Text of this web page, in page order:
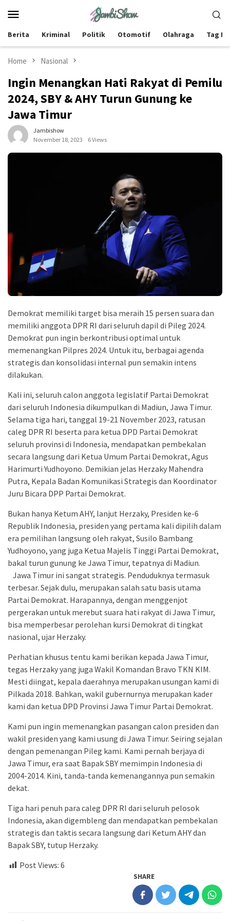
Berita Kriminal Politik Otomotif Olahraga Tag
Home Nasional
Ingin Menangkan Hati Rakyat di Pemilu
2024, SBY & AHY Turun Gunung ke
Jawa Timur
Jambishow
November 18, 2023
6 Views
Demokrat memiliki target bisa meraih 15 persen suara dan
memiliki anggota DPR RI dari seluruh dapil di Pileg 2024.
Demokrat pun ingin berkontribusi optimal untuk
memenangkan Pilpres 2024. Untuk itu, berbagai agenda
strategis dan konsolidasi internal pun semakin intens
dilakukan.
Kali ini, seluruh calon anggota legislatif Partai Demokrat
dari seluruh Indonesia dikumpulkan di Madiun, Jawa Timur.
Selama tiga hari, tanggal 19-21 November 2023, ratusan
caleg DPR RI beserta para ketua DPD Partai Demokrat
seluruh provinsi di Indonesia, mendapatkan pembekalan
secara langsung dari Ketua Umum Partai Demokrat, Agus
Harimurti Yudhoyono. Demikian jelas Herzaky Mahendra
Putra, Kepala Badan Komunikasi Strategis dan Koordinator
Juru Bicara DPP Partai Demokrat.
Bukan hanya Ketum AHY, lanjut Herzaky, Presiden ke-6
Republik Indonesia, presiden yang pertama kali dipilih dalam
era pemilihan langsung oleh rakyat, Susilo Bambang
Yudhoyono, yang juga Ketua Majelis Tinggi Partai Demokrat,
bakal turun gunung ke Jawa Timur, tepatnya di Madiun.
Jawa Timur ini sangat strategis. Penduduknya termasuk
terbesar. Sejak dulu, merupakan salah satu basis utama
Partai Demokrat. Harapannya, dengan menggenjot
pergerakan untuk merebut suara hati rakyat di Jawa Timur,
bisa memperbesar perolehan kursi Demokrat di tingkat
nasional, ujar Herzaky.
Perhatian khusus tentu kami berikan kepada Jawa Timur,
tegas Herzaky yang juga Wakil Komandan Bravo TKN KIM.
Mesti diingat, kepala daerahnya merupakan usungan kami di
Pilkada 2018. Bahkan, wakil gubernurnya merupakan kader
kami dan ketua DPD Provinsi Jawa Timur Partai Demokrat.
Kami pun ingin memenangkan pasangan calon presiden dan
wakil presiden yang kami usung di Jawa Timur. Seiring sejalan
dengan pemenangan Pileg kami. Kami pernah berjaya di
Jawa Timur, era saat Bapak SBY memimpin Indonesia di
2004-2014. Kini, tanda-tanda kemenangannya pun semakin
dekat.
Tiga hari penuh para caleg DPR RI dari seluruh pelosok
Indonesia, akan digembleng dan mendapatkan pembekalan
strategis dan taktis secara langsung dari Ketum AHY dan
Bapak SBY, tutup Herzaky.
Post Views: 6
SHARE